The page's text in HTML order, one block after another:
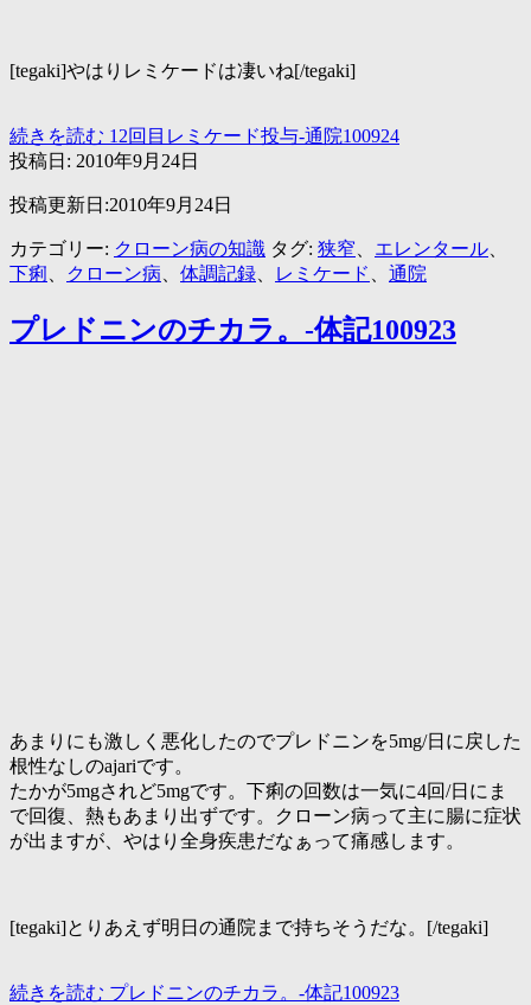
[tegaki]やはりレミケードは凄いね[/tegaki]
続きを読む 12回目レミケード投与-通院100924
投稿日: 2010年9月24日
投稿更新日:2010年9月24日
カテゴリー: クローン病の知識 タグ: 狭窄 エレンタール
下痢
クローン病 体調記録 レミケード 通院
プレドニンのチカラ。-体記100923
あまりにも激しく悪化したのでプレドニンを5mg/日に戻した
根性なしのajariです。
たかが5mgされど5mgです。下痢の回数は一気に4回/日にま
で回復、熱もあまり出ずです。クローン病って主に腸に症状
が出ますが、やはり全身疾患だなぁって痛感します。
[tegaki]とりあえず明日の通院まで持ちそうだな。[/tegaki]
続きを読む プレドニンのチカラ。-体記100923